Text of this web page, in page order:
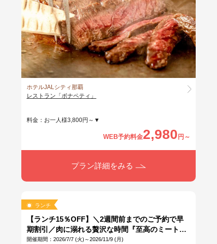
ホテルJALシティ那覇
レストラン「ボナペティ」
料金：お一人様3,800円～▼
WEB予約料金2,980円～
プラン詳細をみる
ランチ
【ランチ15％OFF】＼2週間前までのご予約で早
期割引／肉に溺れる贅沢な時間『至高のミートカ
ーニバル』開催☆土日祝はカニも食べ放題♪さら
開催期間：2026/7/7 (火)～2026/11/9 (月)